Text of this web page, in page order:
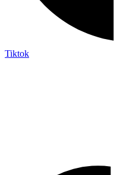
Tiktok